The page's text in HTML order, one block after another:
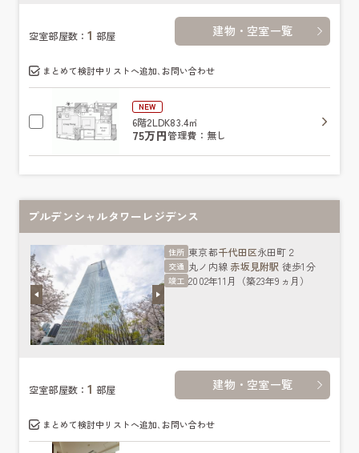
空室部屋数：1 部屋 建物・空室一覧
まとめて検討中リストへ追加､お問い合わせ
NEW
6階2LDK83.4㎡
75万円管理費：無し
プルデンシャルタワーレジデンス
住所 東京都千代田区永田町２
交通 丸ノ内線 赤坂見附駅 徒歩1分
竣工 2002年11月（築23年9ヵ月）
空室部屋数：1 部屋 建物・空室一覧
まとめて検討中リストへ追加､お問い合わせ